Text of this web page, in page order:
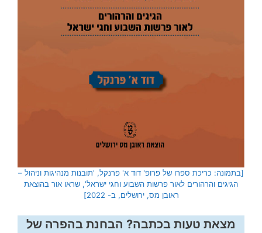
[בתמונה: כריכת ספרו של פרופ' דוד א' פרנקל, 'תובנות מנהיגות וניהול –
הגיגים והרהורים לאור פרשות השבוע וחגי ישראל', שראו אור בהוצאת
ראובן מס, ירושלים, ב- 2022]
מצאת טעות בכתבה? הבחנת בהפרה של